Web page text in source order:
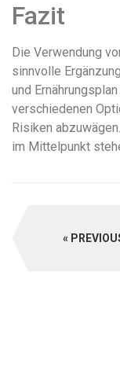
Fazit
Die Verwendung
sinnvolle
und
verschiedenen
Risiken
im Mittelpunkt